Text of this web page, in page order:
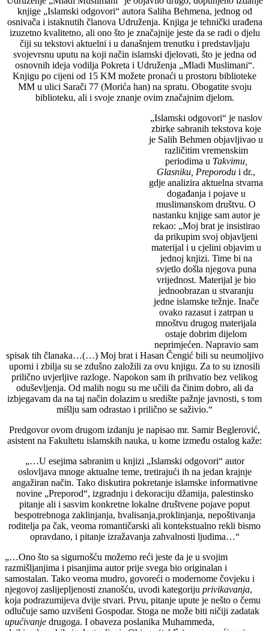
knjige „Islamski odgovori“ autora Saliha Behmena, jednog od
osnivača i istaknutih članova Udruženja. Knjiga je tehnički urađena
izuzetno kvalitetno, ali ono što je značajnije jeste da se radi o djelu
čiji su tekstovi aktuelni i u današnjem trenutku i predstavljaju
svojevrsnu uputu na koji način islamski djelovati, što je jedna od
osnovnih ideja vodilja Pokreta i Udruženja „Mladi Muslimani“.
Knjigu po cijeni od 15 KM možete pronaći u prostoru biblioteke
MM u ulici Sarači 77 (Morića han) na spratu. Obogatite svoju
biblioteku, ali i svoje znanje ovim značajnim djelom.
„Islamski odgovori“ je naslov
zbirke sabranih tekstova koje
je Salih Behmen objavljivao u
različitim vremenskim
periodima u Takvimu,
Glasniku, Preporodu i dr.,
gdje analizira aktuelna stvarna
događanja i pojave u
muslimanskom društvu. O
nastanku knjige sam autor je
rekao: „Moj brat je insistirao
da prikupim svoj objavljeni
materijal i u cjelini objavim u
jednoj knjizi. Time bi na
svjetlo došla njegova puna
vrijednost. Materijal je bio
jednoobrazan u stvaranju
jedne islamske težnje. Inače
ovako razasut i zatrpan u
mnoštvu drugog materijala
ostaje dobrim dijelom
neprimjećen. Napravio sam
spisak tih članaka…(…) Moj brat i Hasan Čengić bili su neumoljivo
uporni i zbilja su se zdušno založili za ovu knjigu. Za to su iznosili
prilično uvjerljive razloge. Napokon sam ih prihvatio bez velikog
oduševljenja. Od malih nogu su me učili da činim dobro, ali da
izbjegavam da na taj način dolazim u središte pažnje javnosti, s tom
mišlju sam odrastao i prilično se saživio.“
Predgovor ovom drugom izdanju je napisao mr. Samir Beglerović,
asistent na Fakultetu islamskih nauka, u kome između ostalog kaže:
„…U esejima sabranim u knjizi „Islamski odgovori“ autor
oslovljava mnoge aktualne teme, tretirajući ih na jedan krajnje
angažiran način. Tako diskutira pokretanje islamske informativne
novine „Preporod“, izgradnju i dekoraciju džamija, palestinsko
pitanje ali i sasvim konkretne lokalne društvene pojave poput
bespotrebnoga zaklinjanja, hvalisanja,proklinjanja, nepoštivanja
roditelja pa čak, veoma romantičarski ali kontekstualno rekli bismo
opravdano, i pitanje izražavanja zahvalnosti ljudima…“
„…Ono što sa sigurnošću možemo reći jeste da je u svojim
razmišljanjima i pisanjima autor prije svega bio originalan i
samostalan. Tako veoma mudro, govoreći o modernome čovjeku i
njegovoj zaslijepljenosti znanošću, uvodi kategoriju privikavanja,
koja podrazumijeva dvije stvari. Prvu, pitanje upute je nešto o čemu
odlučuje samo uzvišeni Gospodar. Stoga ne može biti ničiji zadatak
upućivanje drugoga. I obaveza poslanika Muhammeda,